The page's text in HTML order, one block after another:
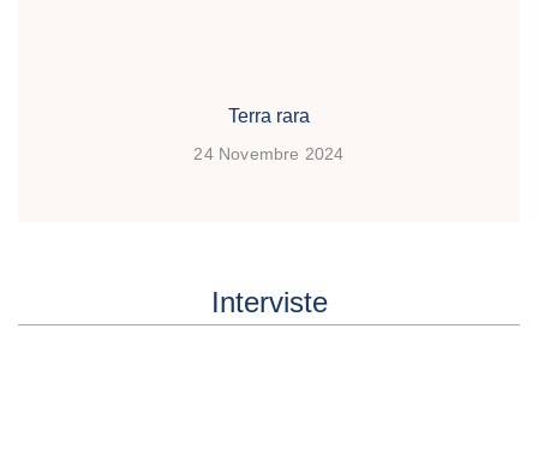
Terra rara
24 Novembre 2024
Interviste